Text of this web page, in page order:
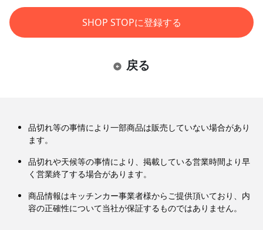
SHOP STOPに登録する
戻る
品切れ等の事情により一部商品は販売していない場合があり
ます。
品切れや天候等の事情により、掲載している営業時間より早
く営業終了する場合があります。
商品情報はキッチンカー事業者様からご提供頂いており、内
容の正確性について当社が保証するものではありません。